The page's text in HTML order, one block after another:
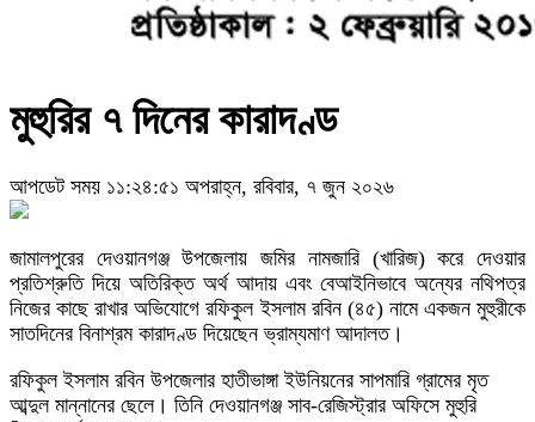
মুহুরির ৭ দিনের কারাদণ্ড
আপডেট সময় ১১:২৪:৫১ অপরাহ্ন, রবিবার, ৭ জুন ২০২৬
জামালপুরের দেওয়ানগঞ্জ উপজেলায় জমির নামজারি (খারিজ) করে দেওয়ার
প্রতিশ্রুতি দিয়ে অতিরিক্ত অর্থ আদায় এবং বেআইনিভাবে অন্যের নথিপত্র
নিজের কাছে রাখার অভিযোগে রফিকুল ইসলাম রবিন (৪৫) নামে একজন মুহুরীকে
সাতদিনের বিনাশ্রম কারাদণ্ড দিয়েছেন ভ্রাম্যমাণ আদালত।
রফিকুল ইসলাম রবিন উপজেলার হাতীভাঙ্গা ইউনিয়নের সাপমারি গ্রামের মৃত
আব্দুল মান্নানের ছেলে। তিনি দেওয়ানগঞ্জ সাব-রেজিস্ট্রার অফিসে মুহুরি